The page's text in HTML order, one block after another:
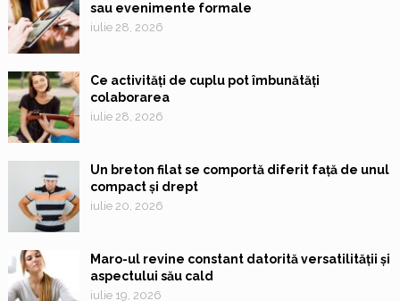
sau evenimente formale
iulie 28, 2026
Ce activități de cuplu pot îmbunătăți
colaborarea
iulie 28, 2026
Un breton filat se comportă diferit față de unul
compact și drept
iulie 20, 2026
Maro-ul revine constant datorită versatilității și
aspectului său cald
iulie 19, 2026